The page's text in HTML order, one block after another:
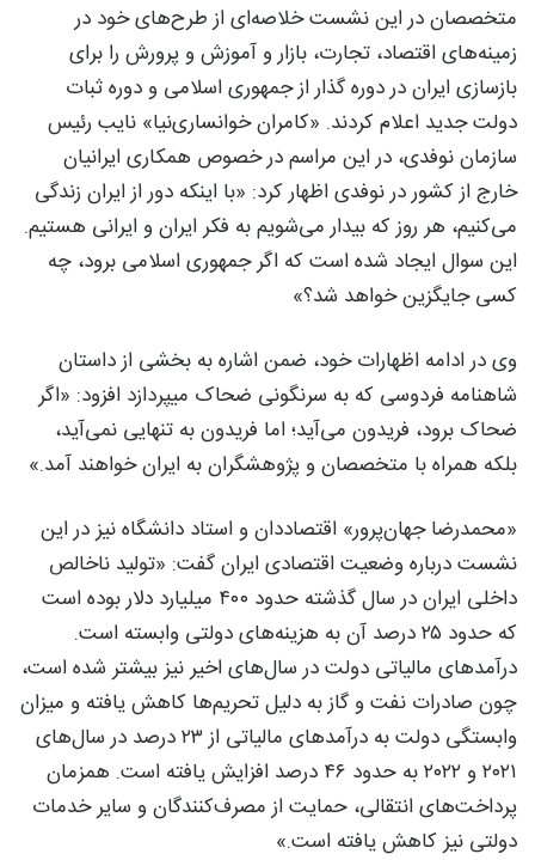
متخصصان در این نشست خلاصه‌ای از طرح‌های خود در
زمینه‌های اقتصاد، تجارت، بازار و آموزش و پرورش را برای
بازسازی ایران در دوره گذار از جمهوری اسلامی و دوره ثبات
دولت جدید اعلام کردند. «کامران خوانساری‌نیا» نایب رئیس
سازمان نوفدی، در این مراسم در خصوص همکاری ایرانیان
خارج از کشور در نوفدی اظهار کرد: «با اینکه دور از ایران زندگی
می‌کنیم، هر روز که بیدار می‌شویم به فکر ایران و ایرانی هستیم.
این سوال ایجاد شده است که اگر جمهوری اسلامی برود، چه
کسی جایگزین خواهد شد؟»
وی در ادامه اظهارات خود، ضمن اشاره به بخشی از داستان
شاهنامه فردوسی که به سرنگونی ضحاک میپردازد افزود: «اگر
ضحاک برود، فریدون می‌آید؛ اما فریدون به تنهایی نمی‌آید،
بلکه همراه با متخصصان و پژوهشگران به ایران خواهند آمد.»
«محمدرضا جهان‌پرور» اقتصاددان و استاد دانشگاه نیز در این
نشست درباره وضعیت اقتصادی ایران گفت: «تولید ناخالص
داخلی ایران در سال گذشته حدود ۴۰۰ میلیارد دلار بوده است
که حدود ۲۵ درصد آن به هزینه‌های دولتی وابسته است.
درآمدهای مالیاتی دولت در سال‌های اخیر نیز بیشتر شده است،
چون صادرات نفت و گاز به دلیل تحریم‌ها کاهش یافته و میزان
وابستگی دولت به درآمدهای مالیاتی از ۲۳ درصد در سال‌های
۲۰۲۱ و ۲۰۲۲ به حدود ۴۶ درصد افزایش یافته است. همزمان
پرداخت‌های انتقالی، حمایت از مصرف‌کنندگان و سایر خدمات
دولتی نیز کاهش یافته است.»